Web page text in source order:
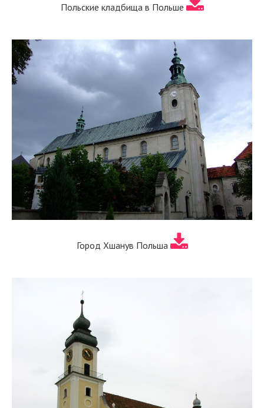
Польские кладбища в Польше
Город Хшанув Польша